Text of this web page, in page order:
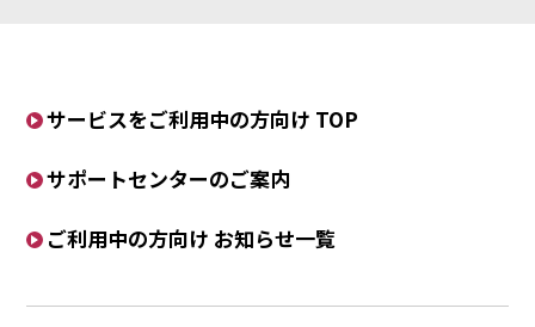
サービスをご利用中の方向け TOP
サポートセンターのご案内
ご利用中の方向け お知らせ一覧